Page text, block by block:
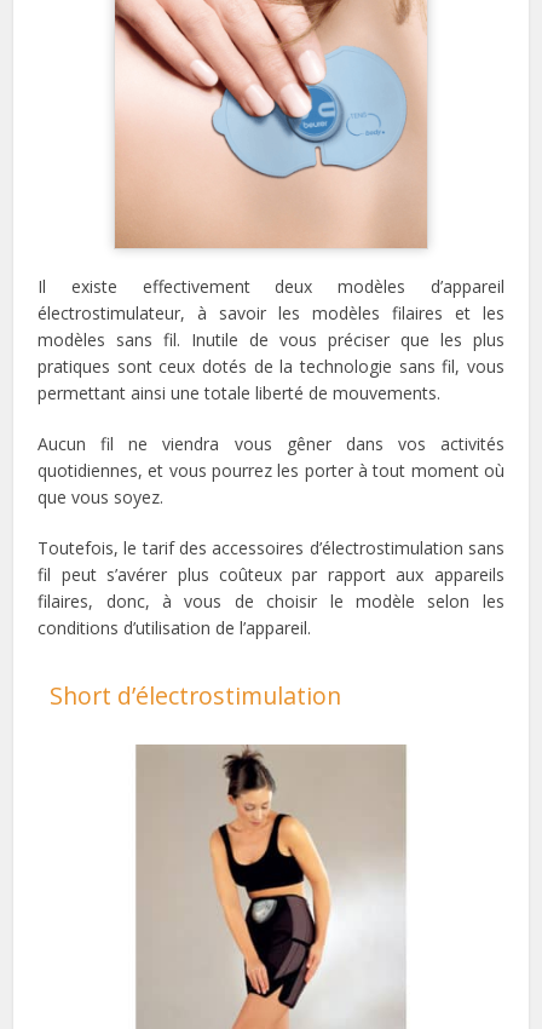
Il existe effectivement deux modèles d’appareil
électrostimulateur, à savoir les modèles filaires et les
modèles sans fil. Inutile de vous préciser que les plus
pratiques sont ceux dotés de la technologie sans fil, vous
permettant ainsi une totale liberté de mouvements.
Aucun fil ne viendra vous gêner dans vos activités
quotidiennes, et vous pourrez les porter à tout moment où
que vous soyez.
Toutefois, le tarif des accessoires d’électrostimulation sans
fil peut s’avérer plus coûteux par rapport aux appareils
filaires, donc, à vous de choisir le modèle selon les
conditions d’utilisation de l’appareil.
Short d’électrostimulation